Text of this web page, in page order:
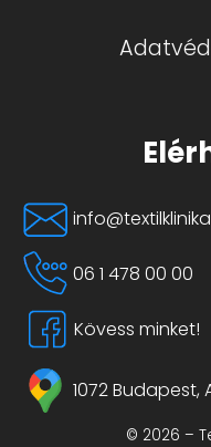
06 1 478 00 00
Kövess minket!
1072 Budapest,
© 2026 –